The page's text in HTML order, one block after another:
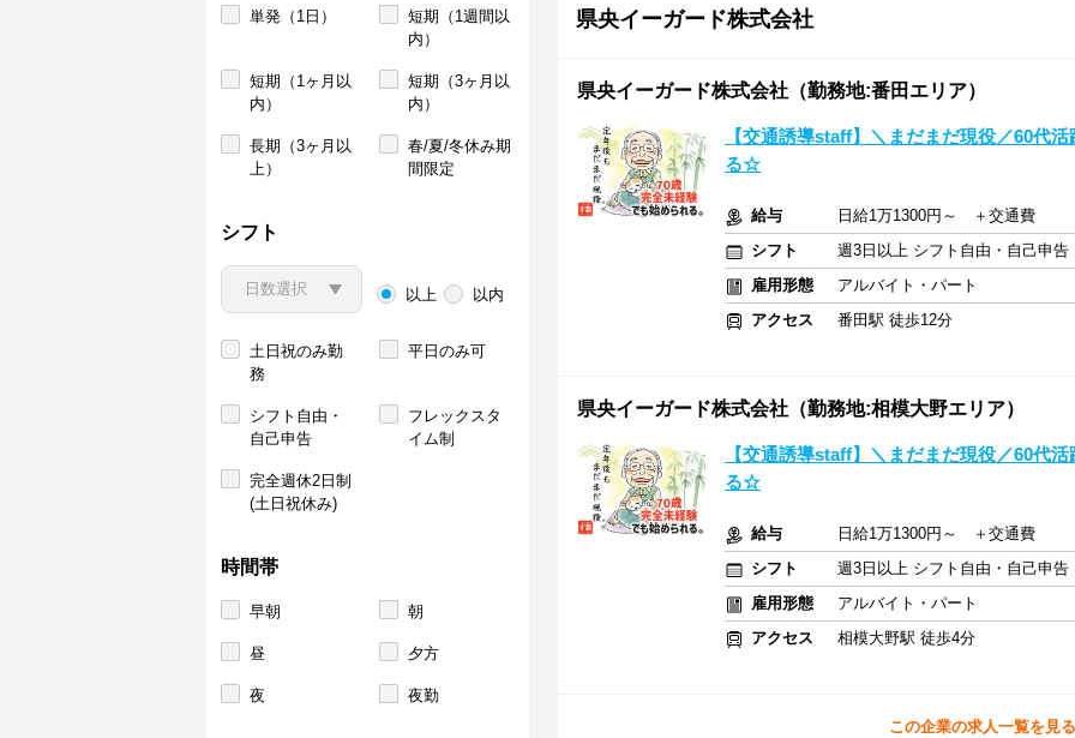
単発（1日）
短期（1週間以
内）
短期（1ヶ月以
内）
短期（3ヶ月以
内）
長期（3ヶ月以
上）
春/夏/冬休み期
間限定
シフト
以上 以内
土日祝のみ勤
務
平日のみ可
シフト自由・
自己申告
フレックスタ
イム制
完全週休2日制
(土日祝休み)
時間帯
早朝 朝
昼 夕方
夜 夜勤
県央イーガード株式会社
県央イーガード株式会社（勤務地:番田エリア）
【交通誘導staff】＼まだまだ現役／60代
る☆
給与
日給1万1300円～ ＋交通費
シフト
週3日以上 シフト自由・自己申告
雇用形態
アルバイト・パート
アクセス
番田駅 徒歩12分
県央イーガード株式会社（勤務地:相模大野エリア）
【交通誘導staff】＼まだまだ現役／60代
る☆
給与
日給1万1300円～ ＋交通費
シフト
週3日以上 シフト自由・自己申告
雇用形態
アルバイト・パート
アクセス
相模大野駅 徒歩4分
この企業の求人一覧を見る